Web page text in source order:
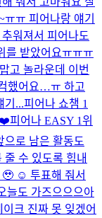
ㅠ 피어나랑 얘기
워져서 피어나도
를 받았어요ㅠㅠㅠ
고 놀라운데 이번
했어요…ㅠ 하고
기...피어나 쇼챔 1
❤️피어나 EASY 1위
으로 남은 활동도
수 있도록 힘내
🥹 ☺️ 투표해 줘서
늘도 가즈으으으아
크 진짜 못 잊겠어